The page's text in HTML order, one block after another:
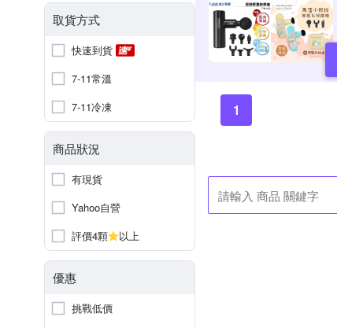
取貨方式
快速到貨
7-11常溫
7-11冷凍
商品狀況
有現貨
Yahoo自營
評價4顆
以上
優惠
挑戰低價
1